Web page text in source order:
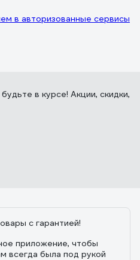
в авторизованные сервисы
будьте в курсе! Акции, скидки,
с гарантией!
приложение, чтобы
всегда была под рукой